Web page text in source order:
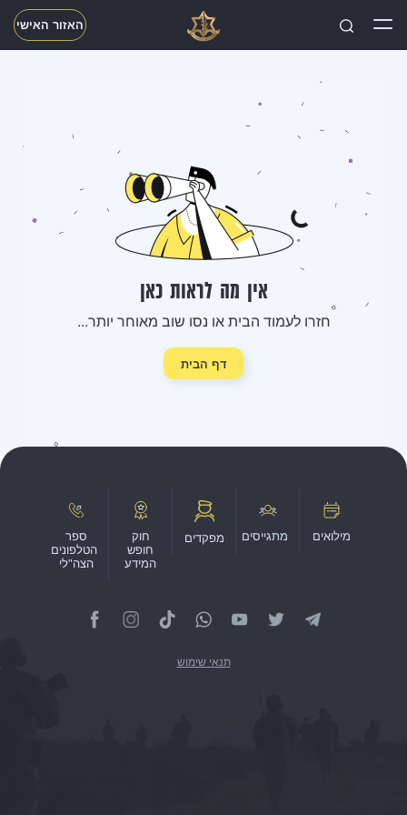
חפשו האזור האישי
אין מה לראות כאן
חזרו לעמוד הבית או נסו שוב מאוחר יותר...
דף הבית
מילואים מתגייסים מפקדים
חוק
חופש
המידע
ספר
הטלפונים
הצה"לי
תנאי שימוש